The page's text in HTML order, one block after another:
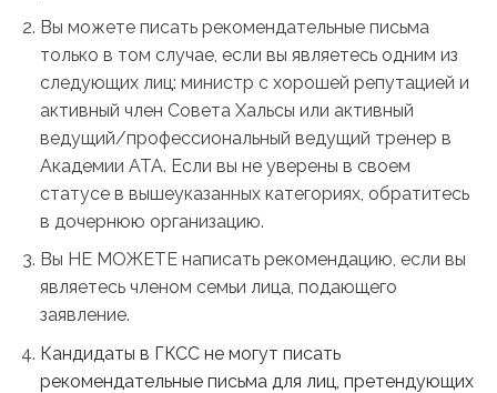
Вы можете писать рекомендательные письма
только в том случае, если вы являетесь одним из
следующих лиц: министр с хорошей репутацией и
активный член Совета Хальсы или активный
ведущий/профессиональный ведущий тренер в
Академии ATA. Если вы не уверены в своем
статусе в вышеуказанных категориях, обратитесь
в дочернюю организацию.
Вы НЕ МОЖЕТЕ написать рекомендацию, если вы
являетесь членом семьи лица, подающего
заявление.
Кандидаты в ГКСС не могут писать
рекомендательные письма для лиц, претендующих